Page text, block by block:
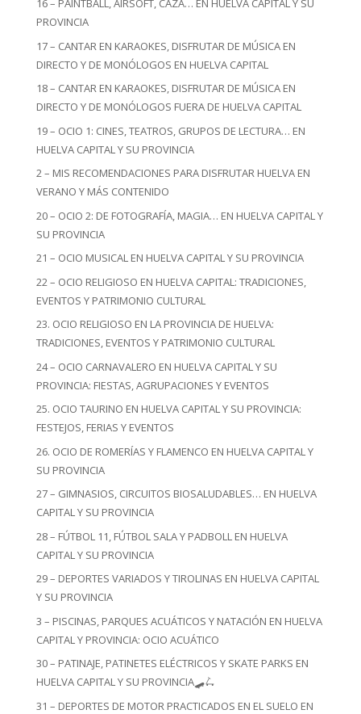
16 – PAINTBALL, AIRSOFT, CAZA… EN HUELVA CAPITAL Y SU
PROVINCIA
17 – CANTAR EN KARAOKES, DISFRUTAR DE MÚSICA EN
DIRECTO Y DE MONÓLOGOS EN HUELVA CAPITAL
18 – CANTAR EN KARAOKES, DISFRUTAR DE MÚSICA EN
DIRECTO Y DE MONÓLOGOS FUERA DE HUELVA CAPITAL
19 – OCIO 1: CINES, TEATROS, GRUPOS DE LECTURA… EN
HUELVA CAPITAL Y SU PROVINCIA
2 – MIS RECOMENDACIONES PARA DISFRUTAR HUELVA EN
VERANO Y MÁS CONTENIDO
20 – OCIO 2: DE FOTOGRAFÍA, MAGIA… EN HUELVA CAPITAL Y
SU PROVINCIA
21 – OCIO MUSICAL EN HUELVA CAPITAL Y SU PROVINCIA
22 – OCIO RELIGIOSO EN HUELVA CAPITAL: TRADICIONES,
EVENTOS Y PATRIMONIO CULTURAL
23. OCIO RELIGIOSO EN LA PROVINCIA DE HUELVA:
TRADICIONES, EVENTOS Y PATRIMONIO CULTURAL
24 – OCIO CARNAVALERO EN HUELVA CAPITAL Y SU
PROVINCIA: FIESTAS, AGRUPACIONES Y EVENTOS
25. OCIO TAURINO EN HUELVA CAPITAL Y SU PROVINCIA:
FESTEJOS, FERIAS Y EVENTOS
26. OCIO DE ROMERÍAS Y FLAMENCO EN HUELVA CAPITAL Y
SU PROVINCIA
27 – GIMNASIOS, CIRCUITOS BIOSALUDABLES… EN HUELVA
CAPITAL Y SU PROVINCIA
28 – FÚTBOL 11, FÚTBOL SALA Y PADBOLL EN HUELVA
CAPITAL Y SU PROVINCIA
29 – DEPORTES VARIADOS Y TIROLINAS EN HUELVA CAPITAL
Y SU PROVINCIA
3 – PISCINAS, PARQUES ACUÁTICOS Y NATACIÓN EN HUELVA
CAPITAL Y PROVINCIA: OCIO ACUÁTICO
30 – PATINAJE, PATINETES ELÉCTRICOS Y SKATE PARKS EN
HUELVA CAPITAL Y SU PROVINCIA🛹🛴
31 – DEPORTES DE MOTOR PRACTICADOS EN EL SUELO EN